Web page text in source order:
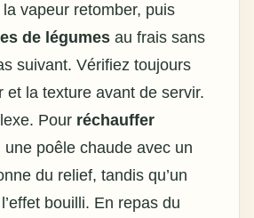
la vapeur retomber, puis
de légumes au frais sans
suivant. Vérifiez toujours
et la texture avant de servir.
Pour réchauffer
une poêle chaude avec un
du relief, tandis qu’un
bouilli. En repas du